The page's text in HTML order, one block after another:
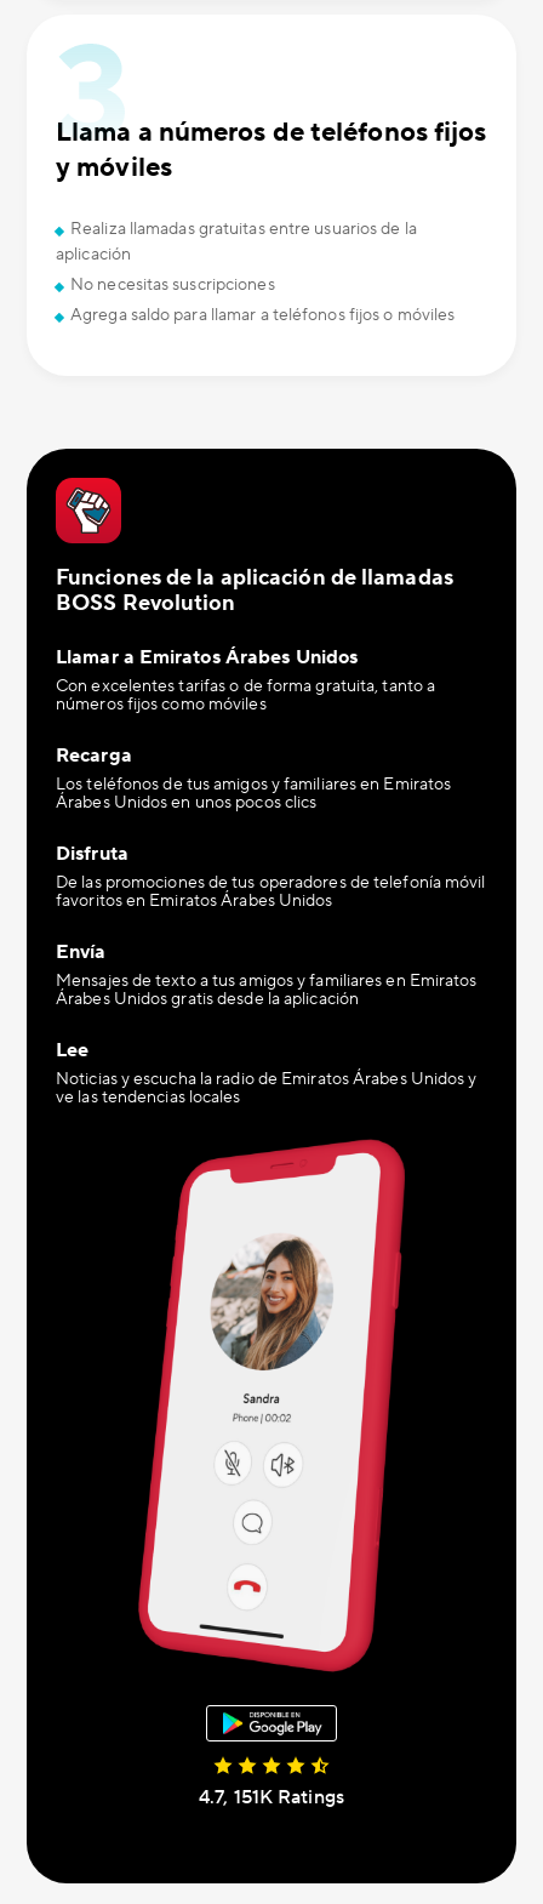
Llama a números de teléfonos fijos
y móviles
Realiza llamadas gratuitas entre usuarios de la
aplicación
No necesitas suscripciones
Agrega saldo para llamar a teléfonos fijos o móviles
Funciones de la aplicación de llamadas
BOSS Revolution
Llamar a Emiratos Árabes Unidos
Con excelentes tarifas o de forma gratuita, tanto a
números fijos como móviles
Recarga
Los teléfonos de tus amigos y familiares en Emiratos
Árabes Unidos en unos pocos clics
Disfruta
De las promociones de tus operadores de telefonía móvil
favoritos en Emiratos Árabes Unidos
Envía
Mensajes de texto a tus amigos y familiares en Emiratos
Árabes Unidos gratis desde la aplicación
Lee
Noticias y escucha la radio de Emiratos Árabes Unidos y
ve las tendencias locales
4.7, 151K Ratings